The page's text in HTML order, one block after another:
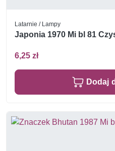
Latarnie / Lampy
Japonia 1970 Mi bl 81
6,25 zł
Dodaj